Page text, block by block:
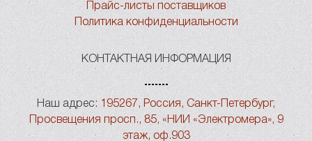
Прайс-листы поставщиков
Политика конфиденциальности
КОНТАКТНАЯ ИНФОРМАЦИЯ
Наш адрес: 195267, Россия, Санкт-Петербург,
Просвещения просп., 85, «НИИ «Электромера», 9
этаж, оф.903